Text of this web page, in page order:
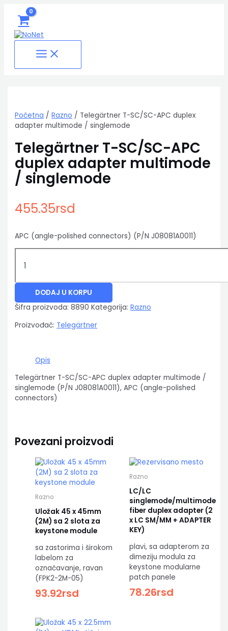
sadržaj
MENU
Početna /Razno / Telegärtner T-SC/SC-APC duplex
adapter multimode / singlemode
Telegärtner T-SC/SC-APC
duplex adapter multimode
/ singlemode
455.35rsd
APC (angle-polished connectors) (P/N J08081A0011)
Telegärtner
T-
SC/SC-
APC
adapter
multimode
DODAJ U KORPU
Šifra proizvoda:8890 Kategorija:Razno
Proizvođač: Telegärtner
Opis
Telegärtner T-SC/SC-APC duplex adapter multimode /
singlemode (P/N J08081A0011), APC (angle-polished
connectors)
Povezani proizvodi
Razno
Uložak 45 x 45mm
(2M) sa 2 slota za
keystone module
sa zastorima i širokom
labelom za
označavanje, ravan
(FPK2-2M-05)
93.92rsd
Razno
LC/LC
singlemode/multimode
fiber duplex adapter (2
x LC SM/MM + ADAPTER
KEY)
plavi, sa adapterom za
dimeziju modula za
keystone modularne
patch panele
78.26rsd